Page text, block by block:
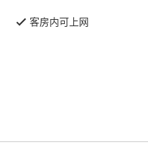
客房内可上网